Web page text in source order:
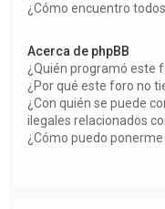
¿Cómo encuentro
Acerca de phpBB
¿Quién programó este
¿Por qué este foro no
¿Con quién se puede
ilegales relacionados
¿Cómo puedo